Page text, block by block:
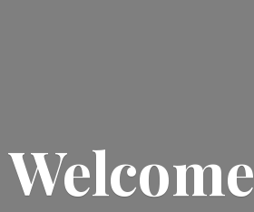
Welcome